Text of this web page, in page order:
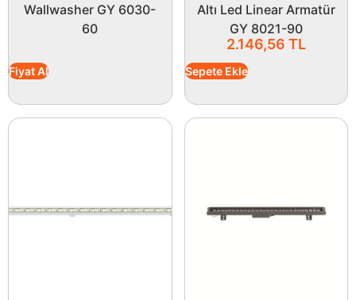
Wallwasher GY 6030-
60
Fiyat Al
Altı Led Linear Armatür
GY 8021-90
2.146,56 TL
Sepete Ekle